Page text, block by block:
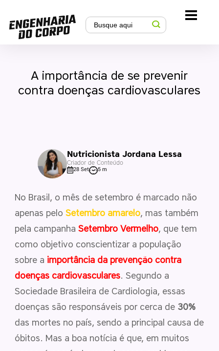
A importância de se prevenir
contra doenças cardiovasculares
Nutricionista Jordana Lessa
Criador de Conteúdo
28 Set 5 m
No Brasil, o mês de setembro é marcado não
apenas pelo Setembro amarelo, mas também
pela campanha Setembro Vermelho, que tem
como objetivo conscientizar a população
sobre a importância da prevenção contra
doenças cardiovasculares. Segundo a
Sociedade Brasileira de Cardiologia, essas
doenças são responsáveis por cerca de 30%
das mortes no país, sendo a principal causa de
óbitos. Mas a boa notícia é que, em muitos